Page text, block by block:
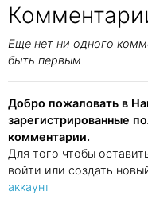
Еще нет ни одного
быть первым
Добро пожаловать в
зарегистрированные
комментарии.
Для того чтобы
войти или создать
аккаунт